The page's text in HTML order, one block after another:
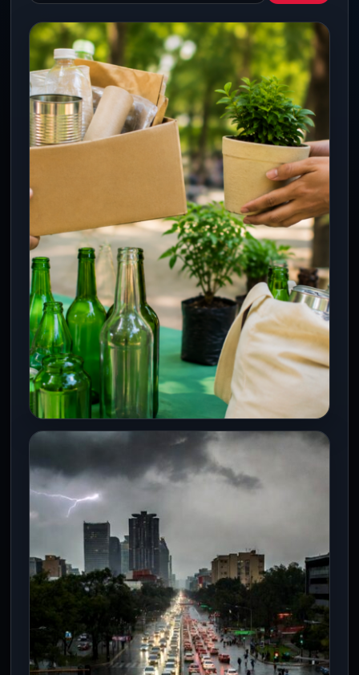
¿Tienes residuos reciclables?
Sedema invita al Mercado de
Trueque en Iztacalco
8 Ago 2026
La Secretaría del Medio Ambiente de la
Ciudad de México (Sedema) realizará este
domingo 9 de agosto una…